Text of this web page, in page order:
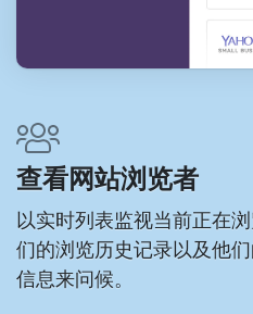
查看网站浏览者
以实时列表监视当前正在
们的浏览历史记录以及他
信息来问候。